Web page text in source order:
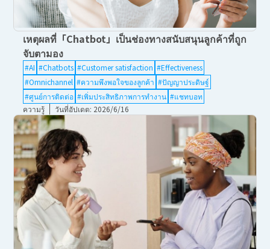
เหตุผลที่「Chatbot」เป็นช่องทางสนับสนุนลูกค้าที่ถูก
จับตามอง
#AI #Chatbots #Customer satisfaction #Effectiveness
#Omnichannel #ความพึงพอใจของลูกค้า #ปัญญาประดิษฐ์
#ศูนย์การติดต่อ #เพิ่มประสิทธิภาพการทำงาน #แชทบอท
ความรู้
วันที่อัปเดต: 2026/6/16